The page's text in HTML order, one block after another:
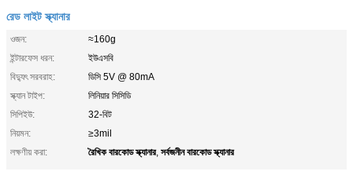
রেড লাইট স্ক্যানার
ওজন:
≈160g
ইন্টারফেস ধরন:
ইউএসবি
বিদ্যুৎ সরবরাহ:
ডিসি 5V @ 80mA
স্ক্যান টাইপ:
লিনিয়ার সিসিডি
সিপিইউ:
32-বিট
নিয়মন:
≥3mil
লক্ষণীয় করা:
রৈখিক বারকোড স্ক্যানার, সর্বজনীন বারকোড স্ক্যানার